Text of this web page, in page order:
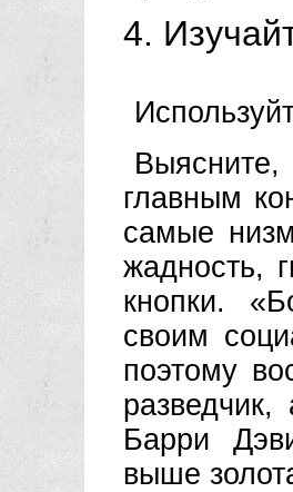
4.
главным
самые
жадность,
кнопки.
своим
поэтому
Барри
выше